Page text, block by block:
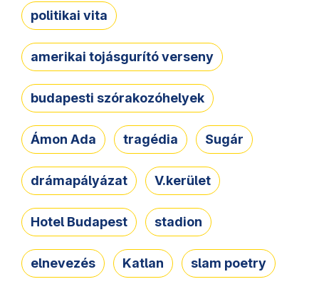
politikai vita
amerikai tojásgurító verseny
budapesti szórakozóhelyek
Ámon Ada tragédia Sugár
drámapályázat V.kerület
Hotel Budapest stadion
elnevezés Katlan slam poetry